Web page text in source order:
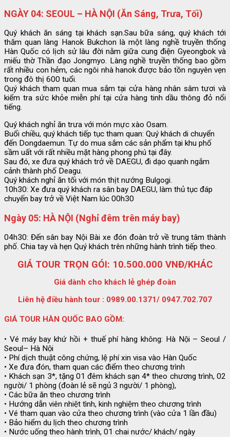
NGÀY 04: SEOUL – HÀ NỘI (Ăn Sáng, Trưa, Tối)
Quý khách ăn sáng tại khách sạn.Sau bữa sáng, quý khách tới
thăm quan làng Hanok Bukchon là một làng nghề truyền thống
Hàn Quốc có lịch sử lâu đời nằm giữa cung điện Gyeongbok và
miếu thờ Thần đạo Jongmyo. Làng nghề truyền thống bao gồm
rất nhiều con hẻm, các ngôi nhà hanok được bảo tồn nguyên vẹn
trong đô thị 600 tuổi.
Quý khách tham quan mua sắm tại cửa hàng nhân sâm tươi và
kiểm tra sức khỏe miễn phí tại cửa hàng tinh dầu thông đỏ nổi
tiếng.
Quý khách nghỉ ăn trưa với món mực xào Osam.
Buổi chiều, quý khách tiếp tục tham quan: Quý khách di chuyển
đến Dongdaemun. Tự do mua sắm các sản phẩm tại khu phố
sầm uất với rất nhiều mặt hàng phong phú tại đây.
Sau đó, xe đưa quý khách trở về DAEGU, đi dạo quanh ngắm
cảnh thành phố Deagu.
Quý khách nghỉ ăn tối với món thịt nướng Bulgogi.
10h30: Xe đưa quý khách ra sân bay DAEGU, làm thủ tục đáp
chuyến bay trở về Việt Nam lúc 00h30
Ngày 05: HÀ NỘI (Nghỉ đêm trên máy bay)
04h30: Đến sân bay Nội Bài xe đón đoàn trở về trung tâm thành
phố. Chia tay và hẹn Quý khách trên những hành trình tiếp theo.
GIÁ TOUR TRỌN GÓI: 10.500.000 VNĐ/KHÁC
Giá dành cho khách lẻ ghép đoàn
Liên hệ điều hành tour : 0989.00.1371/ 0947.702.707
GIÁ TOUR HÀN QUỐC BAO GỒM:
• Vé máy bay khứ hồi + thuế phí hàng không: Hà Nội – Seoul /
Seoul– Hà Nội
• Phí dịch thuật công chứng, lệ phí xin visa vào Hàn Quốc
• Xe đưa đón, tham quan các điểm theo chương trình
• Khách sạn 3*, tặng 01 đêm khách sạn 4* theo chương trình, 02
người/ 1 phòng (đoàn lẻ sẽ ngủ 3 người/ 1 phòng),
• Các bữa ăn theo chương trình
• Hướng dẫn viên nhiệt tình, kinh nghiệm theo chương trình
• Vé tham quan vào cửa theo chương trình (vào cửa 1 lần đầu)
• Bảo hiểm du lịch theo chương trình
• Nước uống theo hành trình, 01 chai nước/ khách/ ngày